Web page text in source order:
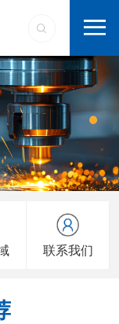
联系我们